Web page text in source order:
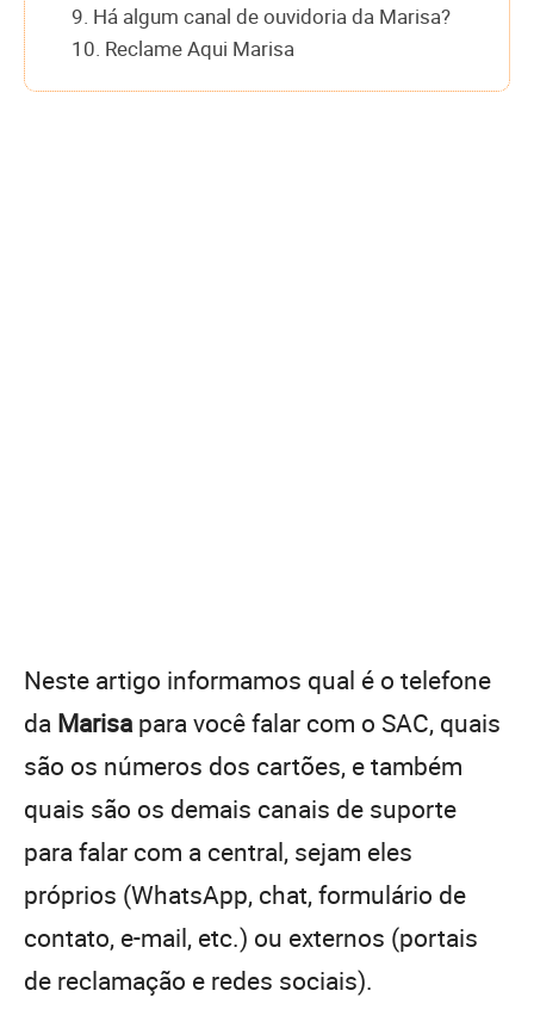
9. Há algum canal de ouvidoria da Marisa?
10. Reclame Aqui Marisa
Neste artigo informamos qual é o telefone
da Marisa para você falar com o SAC, quais
são os números dos cartões, e também
quais são os demais canais de suporte
para falar com a central, sejam eles
próprios (WhatsApp, chat, formulário de
contato, e-mail, etc.) ou externos (portais
de reclamação e redes sociais).